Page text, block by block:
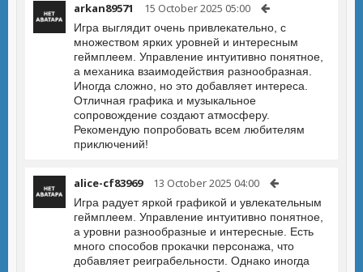
arkan89571 15 October 2025 05:00
Игра выглядит очень привлекательно, с
множеством ярких уровней и интересным
геймплеем. Управление интуитивно понятное,
а механика взаимодействия разнообразная.
Иногда сложно, но это добавляет интереса.
Отличная графика и музыкальное
сопровождение создают атмосферу.
Рекомендую попробовать всем любителям
приключений!
alice-cf83969 13 October 2025 04:00
Игра радует яркой графикой и увлекательным
геймплеем. Управление интуитивно понятное,
а уровни разнообразные и интересные. Есть
много способов прокачки персонажа, что
добавляет реиграбельности. Однако иногда